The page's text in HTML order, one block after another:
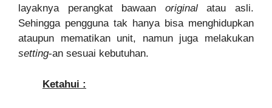
layaknya perangkat bawaan originalatau asli.
Sehingga pengguna tak hanya bisa menghidupkan
ataupun mematikan unit, namun juga melakukan
setting-an sesuai kebutuhan.
Ketahui :